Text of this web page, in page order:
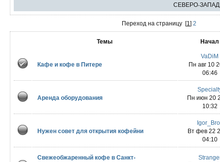
СЕВЕРО-ЗАПАД
Переход на страницу [1 ] 2
Темы Начал
Кафе и кофе в Питере
VaDiM
Пн авг 10
06:46
Аренда оборудования
Пн июн 20
10:32
Нужен совет для открытия кофейни
Вт фев 22
04:10
Свежеобжаренный кофе в Санкт-